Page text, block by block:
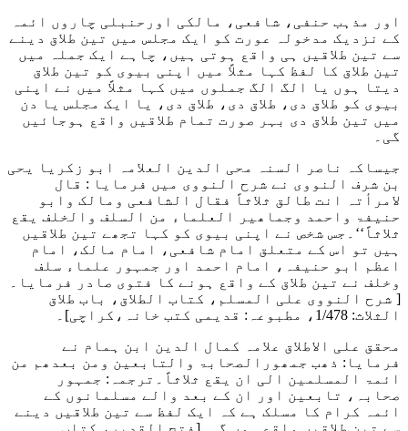
اور مذہب حنفی، شافعی، مالکی اورحنبلی چاروں ائمہ
کے نزدیک مدخولہ عورت کو ایک مجلس میں تین طلاق دینے
سے تین طلاقیں ہی واقع ہوتی ہیں، چاہے ایک جملہ میں
تین طلاق کا لفظ کہا مثلاً میں اپنی بیوی کو تین طلاق
دیتا ہوں یا الگ الگ جملوں میں کہا مثلاً میں نے اپنی
بیوی کو طلاق دی، طلاق دی، طلاق دی، یا ایک مجلس یا دن
میں تین طلاق دی بہر صورت تمام طلاقیں واقع ہوجائیں
گی۔
جیساکہ ناصر السنہ محی الدین العلامہ ابو زکریا یحی
بن شرف النووی نے شرح النووی میں فرمایا : قال
لامرأتہ انت طالق ثلاثاً فقال الشافعی ومالک وابو
حنیفۃ واحمد وجماھیر العلماء من السلف والخلف یقع
ثلاثاً‘‘۔ جس شخص نے اپنی بیوی کو کہا تجھے تین طلاقیں
ہیں تو اس کے متعلق امام شافعی، امام مالک، امام
اعظم ابو حنیفہ، امام احمد اور جمہور علماء سلف
وخلف نے تین طلاق کے واقع ہونے کا فتوی صادر فرمایا ۔
[ شرح النووی علی المسلم، کتاب الطلاق، باب طلاق
الثلاث: 1/478، مطبوعہ: قدیمی کتب خانہ،کراچی]۔
محقق علی الاطلاق علامہ کمال الدین ابن ہمام نے
فرمایا : ذھب جمھورالصحابۃ والتابعین ومن بعدھم من
ائمۃ المسلمین الی ان یقع ثلاثاً۔ ترجمہ: جمہور
صحابہ، تابعین اور ان کے بعد والے مسلمانوں کے
ائمہ کرام کا مسلک ہے کہ ایک لفظ سے تین طلاقیں دینے